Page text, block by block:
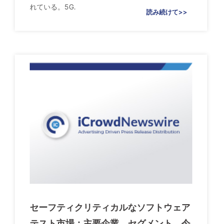
れている。5G.
読み続けて>>
セーフティクリティカルなソフトウェア